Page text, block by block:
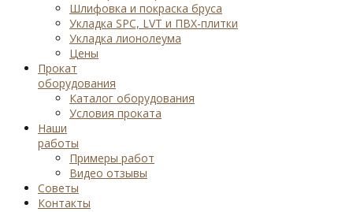
Шлифовка и покраска бруса
Укладка SPC, LVT и ПВХ-плитки
Укладка лионолеума
Цены
Прокат
оборудования
Каталог оборудования
Условия проката
Наши
работы
Примеры работ
Видео отзывы
Советы
Контакты